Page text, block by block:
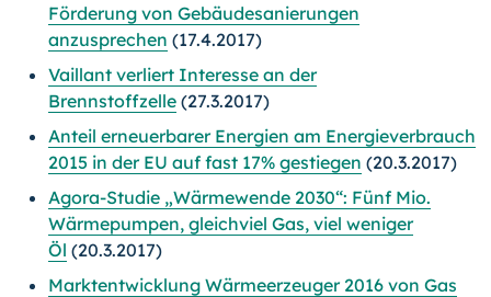
Förderung von Gebäudesanierungen
anzusprechen (17.4.2017)
Vaillant verliert Interesse an der
Brennstoffzelle (27.3.2017)
Anteil erneuerbarer Energien am Energieverbrauch
2015 in der EU auf fast 17% gestiegen (20.3.2017)
Agora-Studie „Wärmewende 2030“: Fünf Mio.
Wärmepumpen, gleichviel Gas, viel weniger
Öl (20.3.2017)
Marktentwicklung Wärmeerzeuger 2016 von Gas